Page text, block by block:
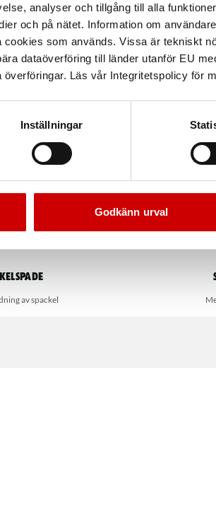
analyser och tillgång till alla
och på nätet. Information om
som används. Vissa är tekniskt
dataöverföring till länder utanför EU
Läs vår Integritetspolicy för
Inställningar
Godkänn urval
av spackel